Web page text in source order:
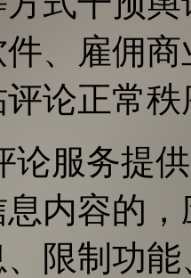
件、雇佣
论正常
论服务提
内容的
限制功